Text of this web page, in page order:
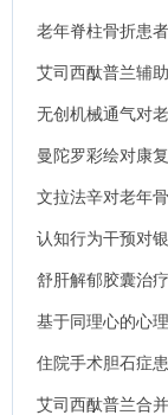
确定感及睡眠质
老年脊柱骨折患
关系.
艾司西酞普兰辅
乱的效果及对心
无创机械通气对
的影响.
曼陀罗彩绘对康
文拉法辛对老年
康状况的影响.
认知行为干预对
舒肝解郁胶囊治
基于同理心的心
响.
住院手术胆石症
的影响.
艾司西酞普兰合